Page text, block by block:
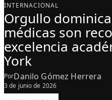
INTERNACIONAL
Orgullo
médicas son
excelencia
York
PorDanilo Gómez Herrera
3 de junio de 2026